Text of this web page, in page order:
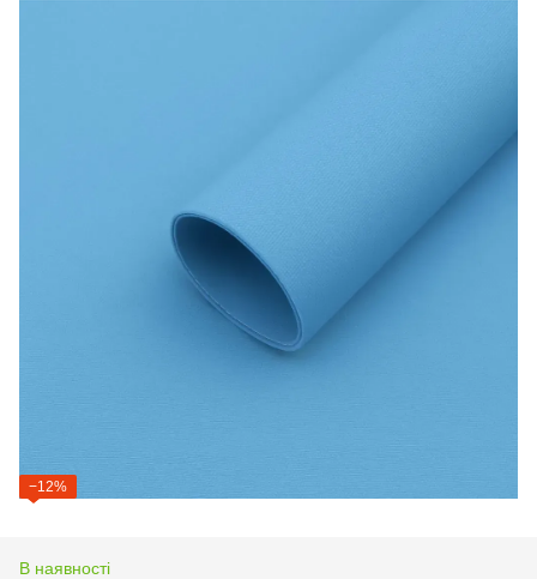
−12%
В наявності